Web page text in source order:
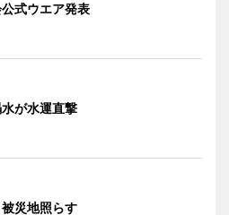
公式ウエア発表
が水運直撃
災地照らす